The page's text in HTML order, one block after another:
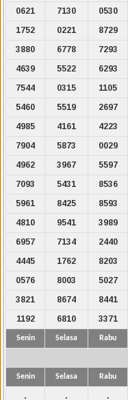
0621
7130 0530
1752
0221 8729
3880
6778 7293
4639
5522 6293
7544
0315 1105
5460
5519 2697
4985
4161 4223
7904
5873 0029
4962
3967 5597
7093
5431 8536
5961
8425 8593
4810
9541 3989
6957
7134 2440
4445
1762 8203
0576
8003 5027
3821
8674 8441
1192
6810 3371
Senin Selasa Rabu
Senin Selasa Rabu
. . .